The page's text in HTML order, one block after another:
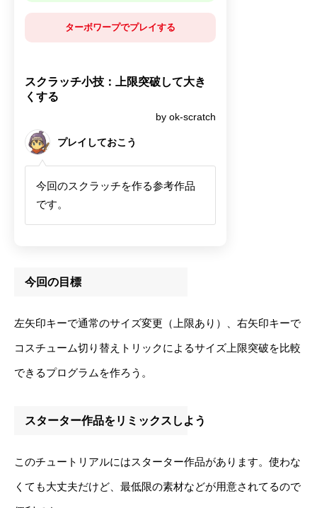
ターボワープでプレイする
スクラッチ小技：上限突破して大き
くする
by ok-scratch
プレイしておこう
今回のスクラッチを作る参考作品
です。
今回の目標
左矢印キーで通常のサイズ変更（上限あり）、右矢印キーで
コスチューム切り替えトリックによるサイズ上限突破を比較
できるプログラムを作ろう。
スターター作品をリミックスしよう
このチュートリアルにはスターター作品があります。使わな
くても大丈夫だけど、最低限の素材などが用意されてるので